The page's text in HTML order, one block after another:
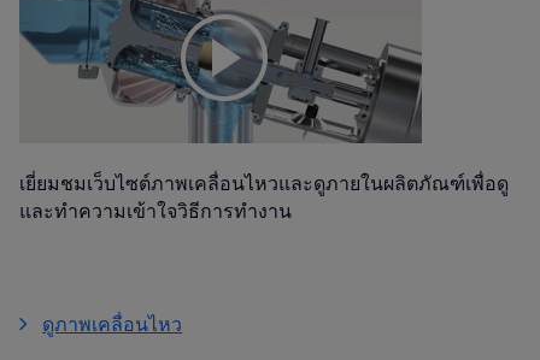
เยี่ยมชมเว็บไซต์ภาพเคลื่อนไหวและดูภายในผลิตภัณฑ์เพื่อดู
และทำความเข้าใจวิธีการทำงาน
ดูภาพเคลื่อนไหว